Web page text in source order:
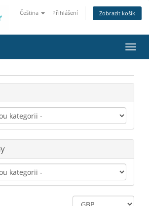
Čeština Přihlášení Zobrazit košík